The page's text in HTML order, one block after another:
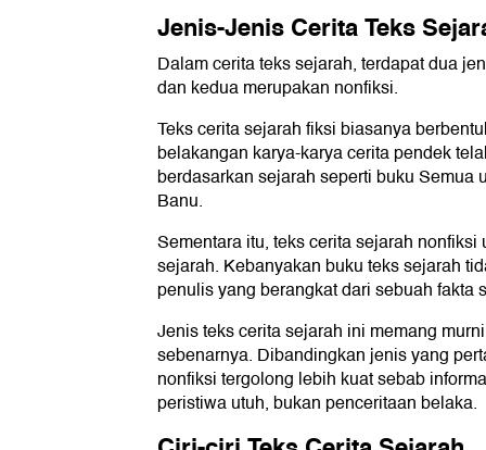
Jenis-Jenis Cerita Teks
Dalam cerita teks sejarah, terdapat dua
dan kedua merupakan nonfiksi.
Teks cerita sejarah fiksi biasanya
belakangan karya-karya cerita pendek
berdasarkan sejarah seperti buku Semua
Banu.
Sementara itu, teks cerita sejarah
sejarah. Kebanyakan buku teks sejarah
penulis yang berangkat dari sebuah fakta
Jenis teks cerita sejarah ini memang
sebenarnya. Dibandingkan jenis yang
nonfiksi tergolong lebih kuat sebab
peristiwa utuh, bukan penceritaan belaka.